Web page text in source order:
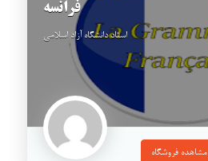
فرانسه
استاد دانشگاه آزاد اسلامی
مشاهده فروشگاه